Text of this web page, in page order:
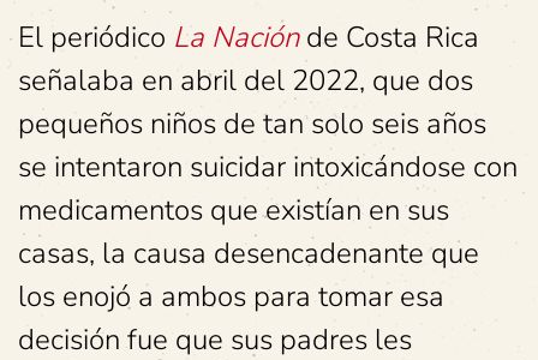
El periódico La Naciónde Costa Rica
señalaba en abril del 2022, que dos
pequeños niños de tan solo seis años
se intentaron suicidar intoxicándose con
medicamentos que existían en sus
casas, la causa desencadenante que
los enojó a ambos para tomar esa
decisión fue que sus padres les